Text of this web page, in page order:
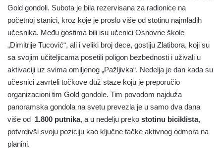
Gold gondoli. Subota je bila rezervisana za radionice na
početnoj stanici, kroz koje je proslo više od stotinu najmlađih
učesnika. Među gostima bili isu učenici Osnovne škole
„Dimitrije Tucović“, ali i veliki broj dece, gostiju Zlatibora, koji su
sa svojim učiteljicama posetili poligon bezbednosti i uživali u
aktivaciji uz svima omiljenog „Pažljivka“. Nedelja je dan kada su
učesnici zavrteli točkove duž staze koju je preporučio
organizacioni tim Gold gondole. Tim povodom najduža
panoramska gondola na svetu prevezla je u samo dva dana
više od 1.800 putnika, a u nedelju preko stotinu biciklista,
potvrdivši svoju poziciju kao ključne tačke aktivnog odmora na
planini.